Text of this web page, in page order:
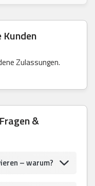
Kunden
Zulassungen.
&
– warum?